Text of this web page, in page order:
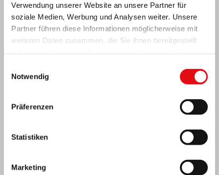
Verwendung unserer Website an unsere Partner für
soziale Medien, Werbung und Analysen weiter. Unsere
Partner führen diese Informationen möglicherweise mit
weiteren Daten zusammen, die Sie ihnen bereitgestellt
Notwendig
Präferenzen
Statistiken
Marketing
Carmeli“